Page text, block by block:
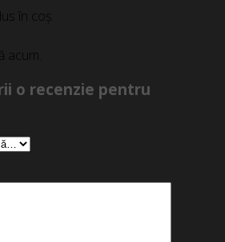
în coș.
acum.
o recenzie pentru